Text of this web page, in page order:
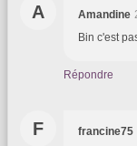
A Amandine
Bin c'est
Répondre
F francine75